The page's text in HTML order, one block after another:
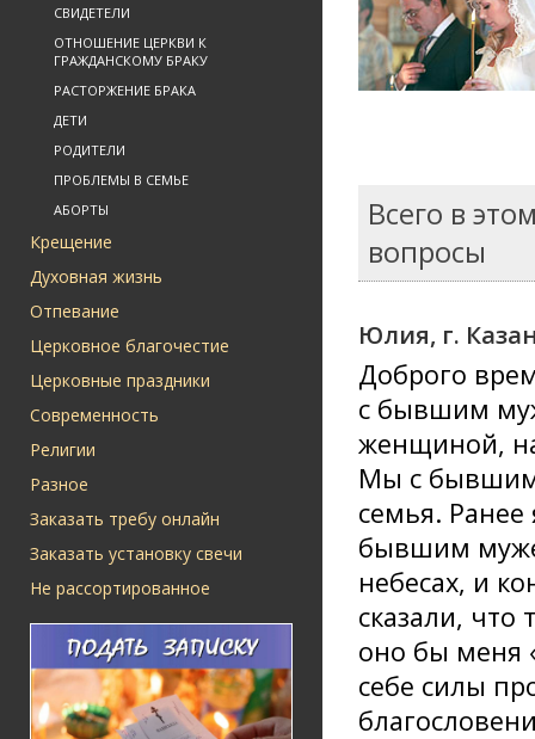
СВИДЕТЕЛИ
ОТНОШЕНИЕ ЦЕРКВИ К
ГРАЖДАНСКОМУ БРАКУ
РАСТОРЖЕНИЕ БРАКА
ДЕТИ
РОДИТЕЛИ
ПРОБЛЕМЫ В СЕМЬЕ
АБОРТЫ
Крещение
Духовная жизнь
Отпевание
Церковное благочестие
Церковные праздники
Современность
Религии
Разное
Заказать требу онлайн
Заказать установку свечи
Не рассортированное
Всего в
вопросы
Юлия, г.
Доброго
с бывшим
женщиной,
Мы с бывшим
семья. Ранее
бывшим
небесах, и
сказали, что
оно бы меня
себе силы